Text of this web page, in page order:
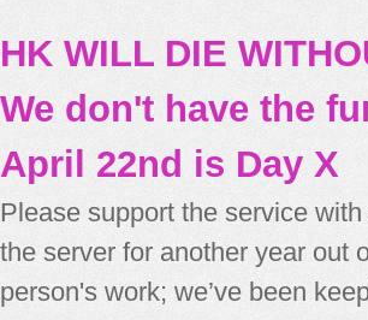
HK WILL DIE
We don't have the
April 22nd is Day X
Please support the service
the server for another year out
person's work; we’ve been